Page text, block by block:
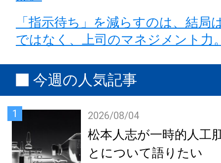
「指示待ち」を減らすのは、結局
ではなく、上司のマネジメント力
今週の人気記事
1 2026/08/04
松本人志が一時的人工
とについて語りたい